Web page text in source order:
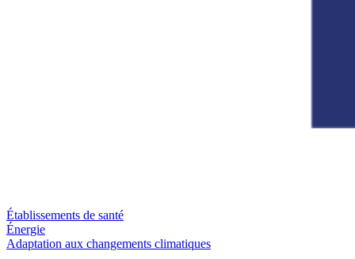
Établissements de santé
Énergie
Adaptation aux changements climatiques